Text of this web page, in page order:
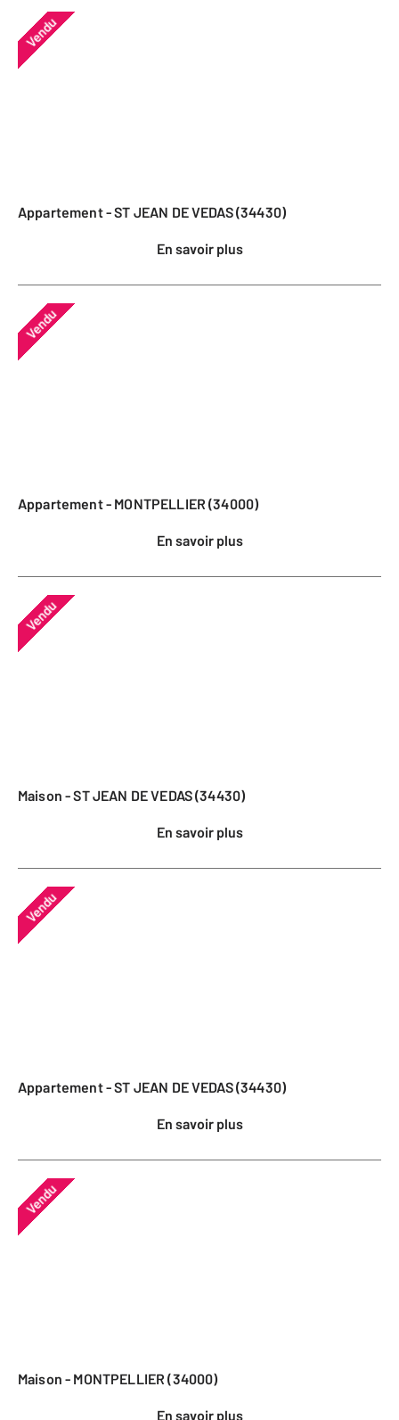
Vendu
Appartement - ST JEAN DE VEDAS (34430)
En savoir plus
Vendu
Appartement - MONTPELLIER (34000)
En savoir plus
Vendu
Maison - ST JEAN DE VEDAS (34430)
En savoir plus
Vendu
Appartement - ST JEAN DE VEDAS (34430)
En savoir plus
Vendu
Maison - MONTPELLIER (34000)
En savoir plus